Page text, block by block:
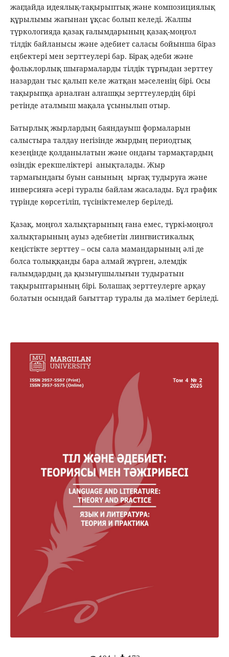
жағдайда идеялық-тақырыптық және композициялық
құрылымы жағынан ұқсас болып келеді. Жалпы
түркологияда қазақ ғалымдарының қазақ-моңғол
тілдік байланысы және әдебиет саласы бойынша біраз
еңбектері мен зерттеулері бар. Бірақ әдеби және
фольклорлық шығармаларды тілдік тұрғыдан зерттеу
назардан тыс қалып келе жатқан мәселенің бірі. Осы
тақырыпқа арналған алғашқы зерттеулердің бірі
ретінде аталмыш мақала ұсынылып отыр.
Батырлық жырлардың баяндауыш формаларын
салыстыра талдау негізінде жырдың периодтық
кезеңінде қолданылатын және ондағы тармақтардың
өзіндік ерекшеліктері анықталады. Жыр
тармағындағы буын санының ырғақ тудыруға және
инверсияға әсері туралы байлам жасалады. Бұл график
түрінде көрсетіліп, түсініктемелер беріледі.
Қазақ, моңғол халықтарының ғана емес, түркі-моңғол
халықтарының ауыз әдебиетін лингвистикалық
кеңістікте зерттеу – осы сала мамандарының әлі де
болса толыққанды бара алмай жүрген, әлемдік
ғалымдардың да қызығушылығын тудыратын
тақырыптарының бірі. Болашақ зерттеулерге арқау
болатын осындай бағыттар туралы да мәлімет беріледі.